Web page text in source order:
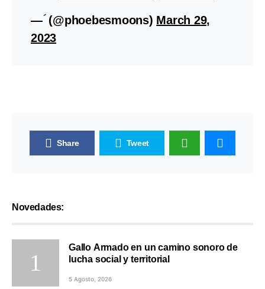
— ؘ (@phoebesmoons) March 29,
2023
Share Tweet
Novedades:
Gallo Armado en un camino sonoro de
lucha social y territorial
5 Agosto, 2026